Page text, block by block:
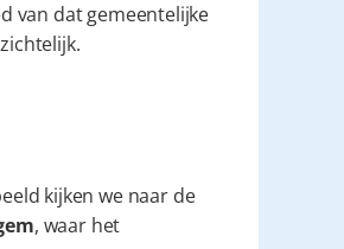
van dat gemeentelijke
kijken we naar de
, waar het